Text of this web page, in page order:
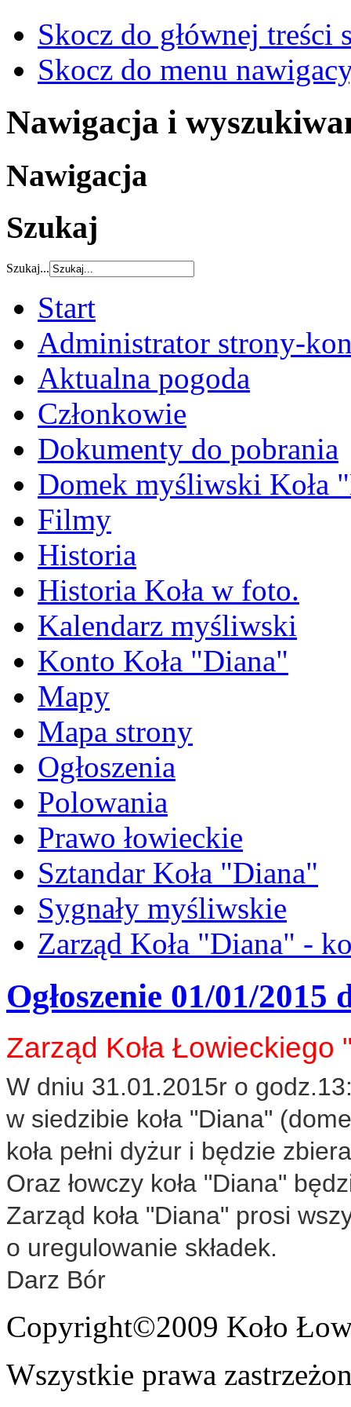
Skocz do głównej treści
Skocz do menu
Nawigacja i
Nawigacja
Szukaj
Szukaj...
Start
Administrator strony-
Aktualna pogoda
Członkowie
Dokumenty do pobrania
Domek myśliwski Koła
Filmy
Historia
Historia Koła w foto.
Kalendarz myśliwski
Konto Koła "Diana"
Mapy
Mapa strony
Ogłoszenia
Polowania
Prawo łowieckie
Sztandar Koła "Diana"
Sygnały myśliwskie
Zarząd Koła "Diana" -
Ogłoszenie 01/01/
Zarząd Koła
W dniu 31.01.2015r o
w siedzibie koła "Diana"
koła pełni dyżur i będzie
Oraz łowczy koła "Diana"
Zarząd koła "Diana" prosi
o uregulowanie składek.
Darz Bór
Copyright©2009 Koło
Wszystkie prawa